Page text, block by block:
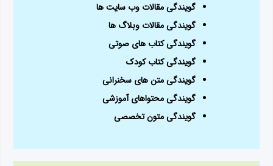
گویندگی مقالات وب سایت ها
گویندگی مقالات وبلاگ ها
گویندگی کتاب های صوتی
گویندگی کتاب کودک
گویندگی متن های سخنرانی
گویندگی محتواهای آموزشی
گویندگی متون تخصصی